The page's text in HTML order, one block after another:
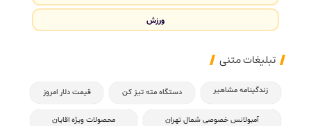
ورزش
تبلیغات متنی
زندگینامه مشاهیر دستگاه مته تیز کن قیمت دلار امروز
آمبولانس خصوصی شمال تهران محصولات ویژه اقایان